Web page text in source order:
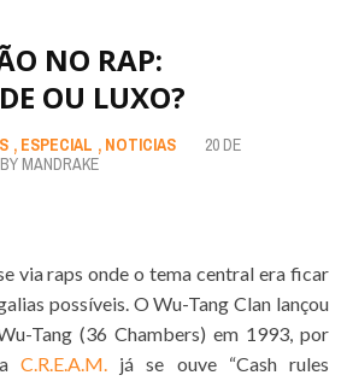
NO RAP:
OU LUXO?
, ESPECIAL , NOTICIAS
20 DE
BY MANDRAKE
via raps onde o tema central era ficar
possíveis. O Wu-Tang Clan lançou
Tang (36 Chambers) em 1993, por
C.R.E.A.M.já se ouve “Cash rules